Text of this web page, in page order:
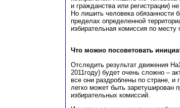
и гражданства или регистрации)
Но лишить человека обязанности
пределах определенной
избирательная комиссия по месту
Что можно посоветовать
Отследить результат движения
2011году) будет очень сложно –
все они раздроблены по стране, и
легко может быть заретуширован
избирательных комиссий.